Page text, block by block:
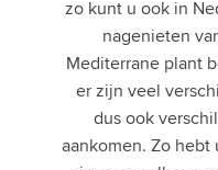
zo kunt u ook in
nagenieten
Mediterrane plant
er zijn veel
dus ook
aankomen. Zo